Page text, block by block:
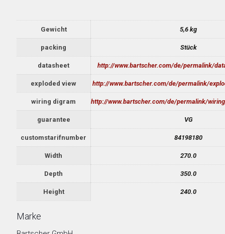
Gewicht 5,6 kg
packing Stück
datasheet http://www.bartscher.com/de/permalink/
exploded view http://www.bartscher.com/de/permalink/
wiring digram http://www.bartscher.com/de/permalink/
guarantee VG
customstarifnumber 84198180
Width 270.0
Depth 350.0
Height 240.0
Marke